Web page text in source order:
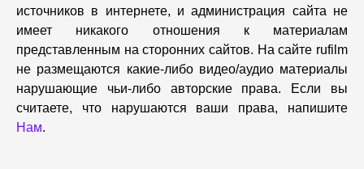
источников в интернете, и администрация сайта не
имеет никакого отношения к материалам
представленным на сторонних сайтов. На сайте rufilm
не размещаются какие-либо видео/аудио материалы
нарушающие чьи-либо авторские права. Если вы
считаете, что нарушаются ваши права, напишите
Нам.